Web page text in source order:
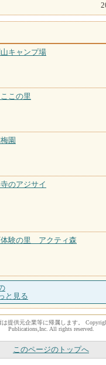
キャンプ場
この里
園
のアジサイ
験の里 アクティ森
と見る
提供元企業等に帰属します。
Publications,Inc. All rights reserved.
このページのトップへ